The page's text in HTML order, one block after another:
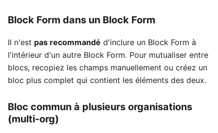
Block Form dans un Block Form
Il n'est pas recommandé d'inclure un Block Form à
l'intérieur d'un autre Block Form. Pour mutualiser entre
blocs, recopiez les champs manuellement ou créez un
bloc plus complet qui contient les éléments des deux.
Bloc commun à plusieurs organisations
(multi-org)